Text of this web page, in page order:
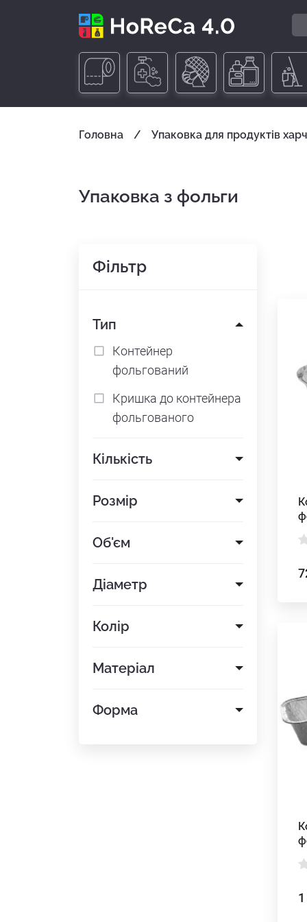
Головна Упаковка для продуктів
Упаковка з фольги
Фільтр
Тип
Контейнер
фольгований
Кришка до контейнера
фольгованого
Кількість
Розмір
Об'єм
Діаметр
Колір
Матеріал
Форма